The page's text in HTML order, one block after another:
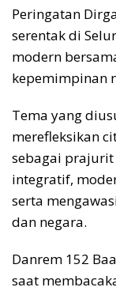
Peringatan
serentak di
modern
kepemimpinan
Tema yang
merefleksikan
sebagai prajurit
integratif,
serta
dan negara.
Danrem 152
saat